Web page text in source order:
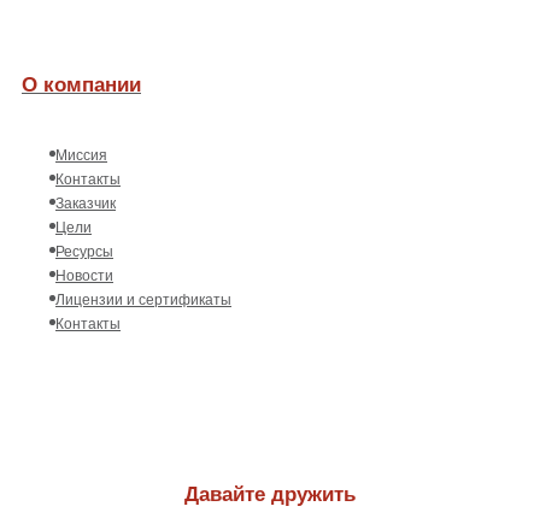
О компании
Миссия
Контакты
Заказчик
Цели
Ресурсы
Новости
Лицензии и сертификаты
Контакты
Давайте дружить